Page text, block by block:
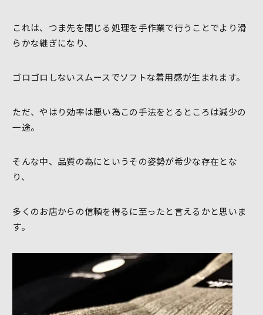
これは、つま先を閉じる処理を手作業で行うことでより滑
らかな継ぎになり、
ゴロゴロしないスムースでソフトな着用感が生まれます。
ただ、やはり効率は悪い為この手法をとるところは減少の
一途。
そんな中、品質の為にというその姿勢が希少な存在とな
り、
多くのお店からの信頼を得るに至ったと言えるかと思いま
す。